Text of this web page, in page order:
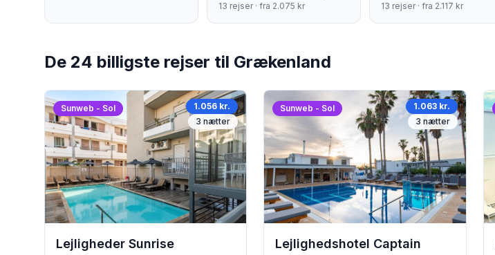
13 rejser · fra 2.075 kr 13 rejser · fra 2.117 kr
De 24 billigste rejser til Grækenland
Sunweb - Sol
1.056 kr.
3 nætter
Lejligheder Sunrise
Sunweb - Sol
1.063 kr.
3 nætter
Lejlighedshotel Captain